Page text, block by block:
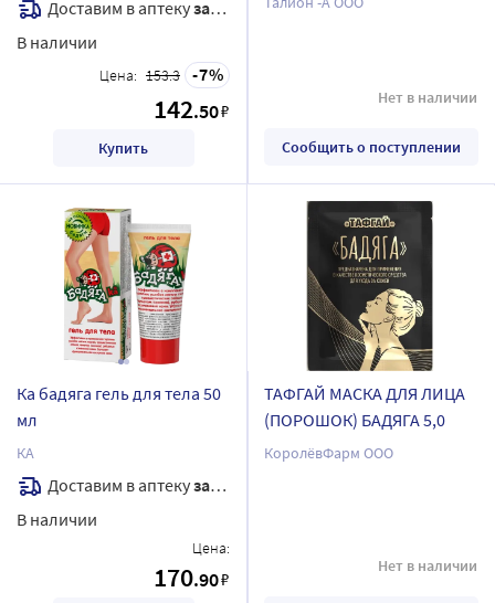
Доставим в аптекузавтра
В наличии
Цена: 153.3 7
142.50₽
Купить
Нет в наличии
Сообщить о поступлении
Ка бадяга гель для тела 50
мл
КА
Доставим в аптекузавтра
В наличии
Цена:
170.90₽
ТАФГАЙ МАСКА ДЛЯ ЛИЦА
(ПОРОШОК) БАДЯГА 5,0
КоролёвФарм ООО
Нет в наличии